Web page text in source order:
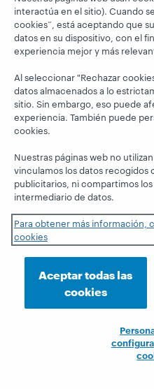
© 2026 OCLC
servicios
sus miembros.
Declaración de
Declaración de
interactúa en el sitio). Cuando
cookies”, está aceptando que
datos en su dispositivo, con el
experiencia mejor y más
Al seleccionar "Rechazar
datos almacenados a lo
sitio. Sin embargo, eso puede
experiencia. También puede
cookies.
Nuestras páginas web no
vinculamos los datos recogidos
publicitarios, ni compartimos
intermediario de datos.
Para obtener más información,
cookies
Aceptar todas las
cookies